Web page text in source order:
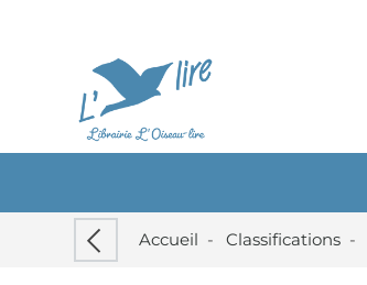
Accueil - Classifications -